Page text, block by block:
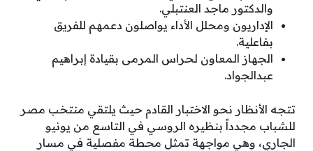
والدكتور ماجد العنتبلي.
الإداريون ومحلل الأداء يواصلون دعمهم للفريق
بفاعلية.
الجهاز المعاون لحراس المرمى بقيادة إبراهيم
عبدالجواد.
تتجه الأنظار نحو الاختبار القادم حيث يلتقي منتخب مصر
للشباب مجدداً بنظيره الروسي في التاسع من يونيو
الجاري، وهي مواجهة تمثل محطة مفصلية في مسار